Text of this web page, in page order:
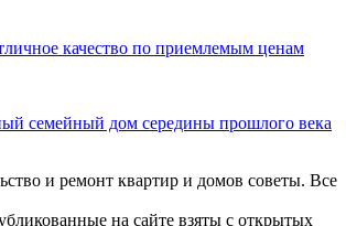
качество по приемлемым ценам
семейный дом середины прошлого века
и ремонт квартир и домов советы. Все
на сайте взяты с открытых